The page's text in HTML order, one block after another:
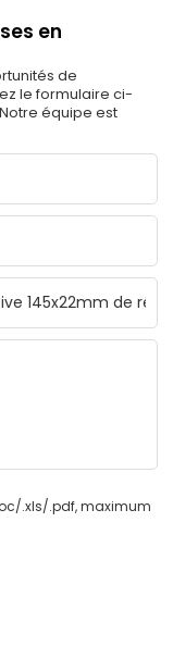
en
de
le formulaire ci-
équipe est
.xls/.pdf, maximum